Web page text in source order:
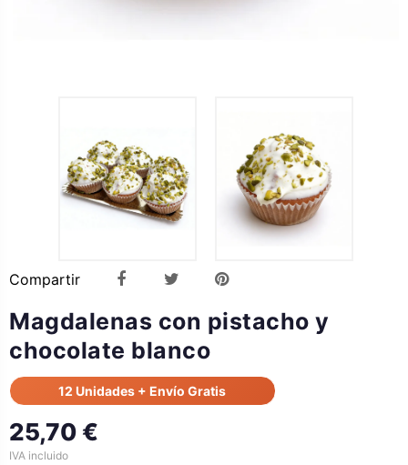
Compartir
Magdalenas con pistacho y
chocolate blanco
12 Unidades + Envío Gratis
25,70 €
IVA incluido